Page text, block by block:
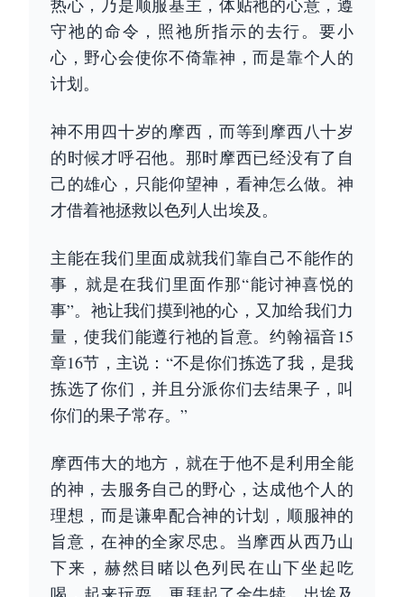
热心，乃是顺服基主，体贴祂的心意，遵
守祂的命令，照祂所指示的去行。要小
心，野心会使你不倚靠神，而是靠个人的
计划。
神不用四十岁的摩西，而等到摩西八十岁
的时候才呼召他。那时摩西已经没有了自
己的雄心，只能仰望神，看神怎么做。神
才借着祂拯救以色列人出埃及。
主能在我们里面成就我们靠自己不能作的
事，就是在我们里面作那“能讨神喜悦的
事”。祂让我们摸到祂的心，又加给我们力
量，使我们能遵行祂的旨意。约翰福音15
章16节，主说：“不是你们拣选了我，是我
拣选了你们，并且分派你们去结果子，叫
你们的果子常存。”
摩西伟大的地方，就在于他不是利用全能
的神，去服务自己的野心，达成他个人的
理想，而是谦卑配合神的计划，顺服神的
旨意，在神的全家尽忠。当摩西从西乃山
下来，赫然目睹以色列民在山下坐起吃